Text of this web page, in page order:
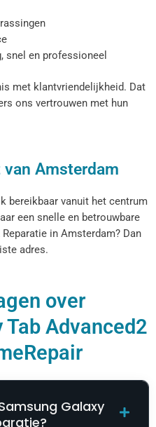
snel en professioneel
met klantvriendelijkheid. Dat
ons vertrouwen met hun
Amsterdam
bereikbaar vanuit het centrum
een snelle en betrouwbare
in Amsterdam? Dan
adres.
over
Advanced2
Galaxy